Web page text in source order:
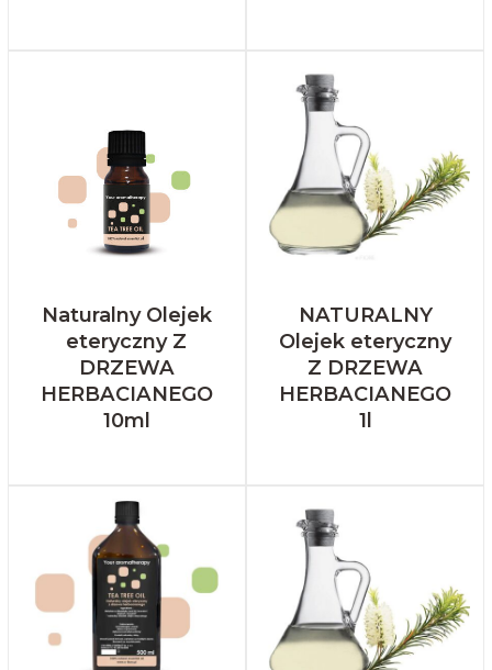
Naturalny Olejek
eteryczny Z
DRZEWA
HERBACIANEGO
10ml
NATURALNY
Olejek eteryczny
Z DRZEWA
HERBACIANEGO
1l